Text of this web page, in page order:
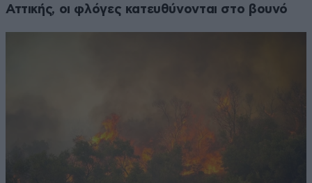
Αττικής, οι φλόγες κατευθύνονται στο βουνό